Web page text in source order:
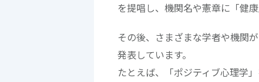
を提唱し、機関名や憲章に「健
その後、さまざまな学者や機関
発表しています。
たとえば、「ポジティブ心理学